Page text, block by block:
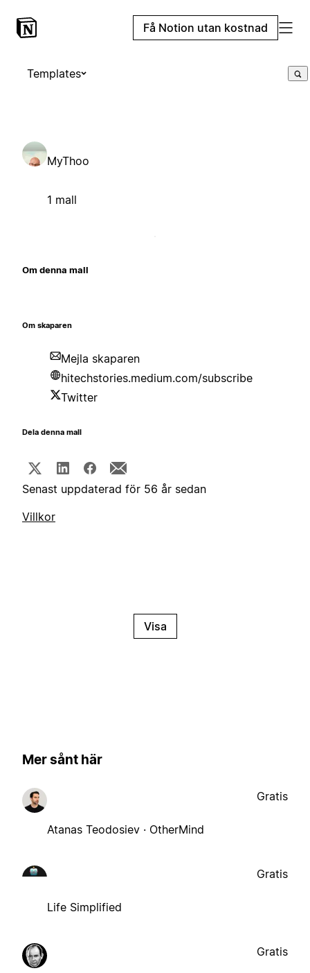
Få Notion utan kostnad
Templates
MyThoo
1 mall
Om denna mall
Om skaparen
Mejla skaparen
hitechstories.medium.com/subscribe
Twitter
Dela denna mall
Senast uppdaterad för 56 år sedan
Villkor
Visa
Mer sånt här
Atanas Teodosiev · OtherMind
Gratis
Life Simplified
Gratis
Gratis